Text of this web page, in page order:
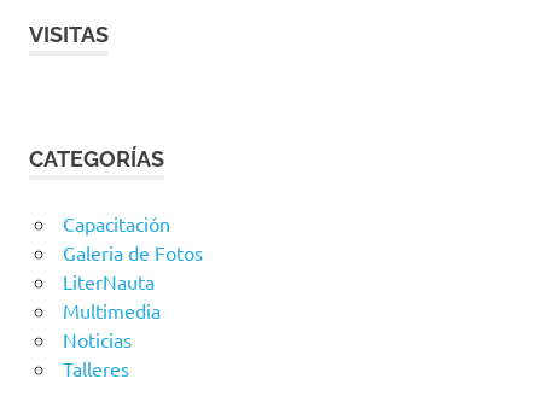
VISITAS
CATEGORÍAS
Capacitación
Galeria de Fotos
LiterNauta
Multimedia
Noticias
Talleres